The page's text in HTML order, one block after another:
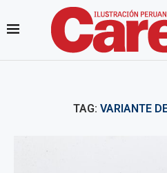
TAG: VARIANTE